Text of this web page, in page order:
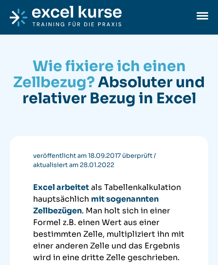
Excel-Kurse
Wie fixiere ich einen
Zellbezug?Absoluter und
relativer Bezug in Excel
veröffentlicht am 18.09.2017 überprüft /
aktualisiert am 28.01.2022
Excel arbeitetals Tabellenkalkulation
hauptsächlich mit sogenannten
Zellbezügen. Man holt sich in einer
Formel z.B. einen Wert aus einer
bestimmten Zelle, multipliziert ihn mit
einer anderen Zelle und das Ergebnis
wird in eine dritte Zelle geschrieben.